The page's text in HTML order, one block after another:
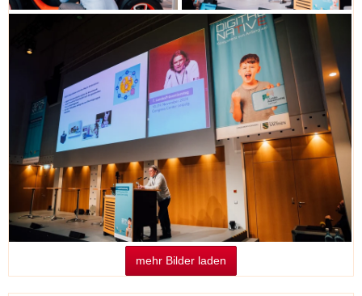
mehr Bilder laden